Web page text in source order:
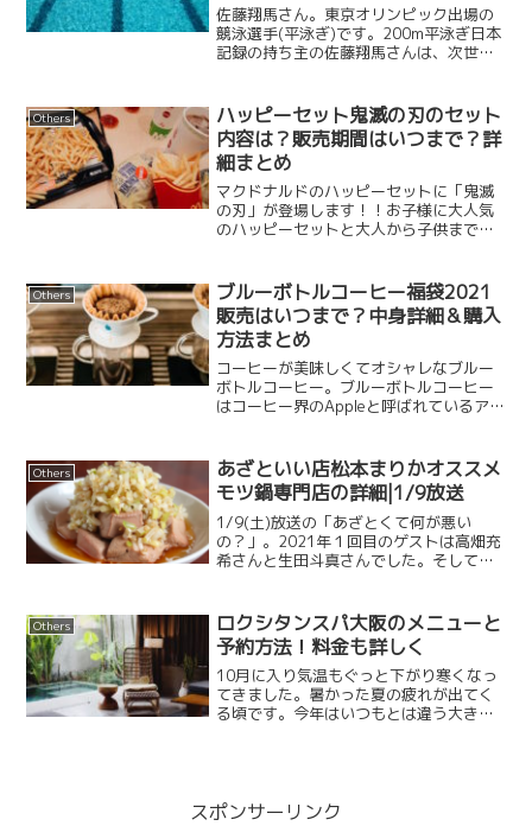
佐藤翔馬さん。東京オリンピック出場の
競泳選手(平泳ぎ)です。200m平泳ぎ日本
記録の持ち主の佐藤翔馬さんは、次世代
父さんは医者でお母さんはモデル出
身？、そして実家はか...
Others
ハッピーセット鬼滅の刃のセット
内容は？販売期間はいつまで？詳
細まとめ
マクドナルドのハッピーセットに「鬼滅
の刃」が登場します！！お子様に大人気
のハッピーセットと大人から子供まで幅
このページでは鬼滅の刃とコラボのハッ
ピーセットの発売日はいつ...
Others
ブルーボトルコーヒー福袋2021
販売はいつまで？中身詳細＆購入
方法まとめ
コーヒーが美味しくてオシャレなブルー
ボトルコーヒー。ブルーボトルコーヒー
はコーヒー界のAppleと呼ばれているアメ
ーランスの音楽家、クラリナット奏者で
コーヒーマニアだっ...
Others
あざといい店松本まりかオススメ
モツ鍋専門店の詳細|1/9放送
1/9(土)放送の「あざとくて何が悪い
の？」。2021年１回目のゲストは高畑充
希さんと生田斗真さんでした。そして
る相手と初めて２人だけで行く食事に行
く時に、女性...
Others
ロクシタンスパ大阪のメニューと
予約方法！料金も詳しく
10月に入り気温もぐっと下がり寒くなっ
てきました。暑かった夏の疲れが出てく
る頃です。今年はいつもとは違う大きく
スポンサーリンク